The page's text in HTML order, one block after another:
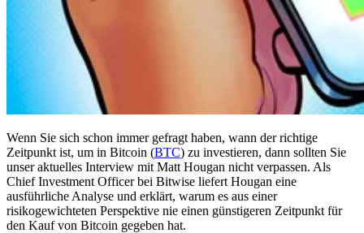
Wenn Sie sich schon immer gefragt haben, wann der richtige
Zeitpunkt ist, um in Bitcoin (BTC) zu investieren, dann sollten Sie
unser aktuelles Interview mit Matt Hougan nicht verpassen. Als
Chief Investment Officer bei Bitwise liefert Hougan eine
ausführliche Analyse und erklärt, warum es aus einer
risikogewichteten Perspektive nie einen günstigeren Zeitpunkt für
den Kauf von Bitcoin gegeben hat.